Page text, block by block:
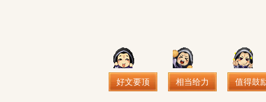
好文要顶 相当给力 值得鼓